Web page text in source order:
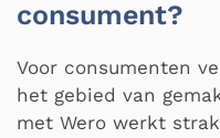
consument?
Voor consumenten
het gebied van
met Wero werkt